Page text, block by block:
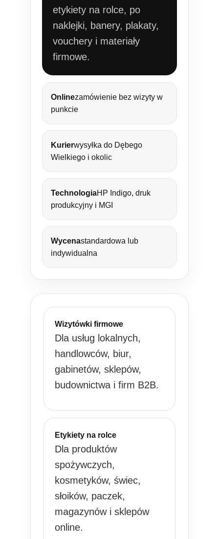
etykiety na rolce, po
naklejki, banery, plakaty,
vouchery i materiały
firmowe.
Onlinezamówienie bez wizyty w
punkcie
Kurierwysyłka do Dębego
Wielkiego i okolic
TechnologiaHP Indigo, druk
produkcyjny i MGI
Wycenastandardowa lub
indywidualna
Wizytówki firmowe
Dla usług lokalnych,
handlowców, biur,
gabinetów, sklepów,
budownictwa i firm B2B.
Etykiety na rolce
Dla produktów
spożywczych,
kosmetyków, świec,
słoików, paczek,
magazynów i sklepów
online.